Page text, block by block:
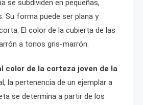
se subdividen en pequeñas,
Su forma puede ser plana y
El color de la cubierta de las
a tonos gris-marrón.
color de la corteza joven de la
la pertenencia de un ejemplar a
se determina a partir de los